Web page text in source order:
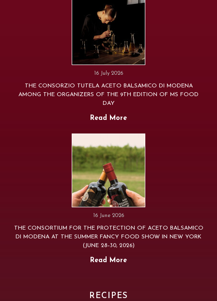
16 July 2026
THE CONSORZIO TUTELA ACETO BALSAMICO DI MODENA
AMONG THE ORGANIZERS OF THE 9TH EDITION OF MS FOOD
DAY
Read More
16 June 2026
THE CONSORTIUM FOR THE PROTECTION OF ACETO BALSAMICO
DI MODENA AT THE SUMMER FANCY FOOD SHOW IN NEW YORK
(JUNE 28–30, 2026)
Read More
RECIPES